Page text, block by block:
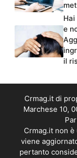
e
il
Crmag.it di
Marchese 10,
Crmag.it non
viene
pertanto